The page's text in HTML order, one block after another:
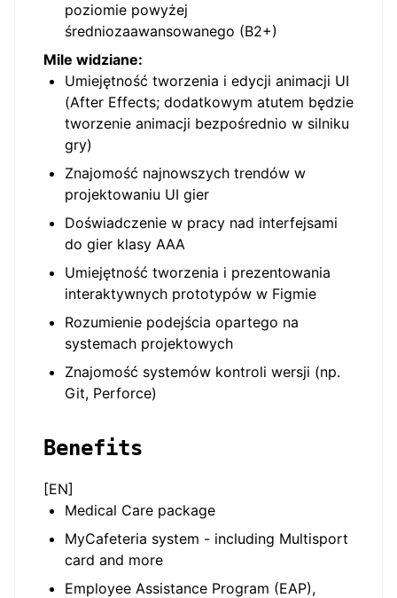
poziomie powyżej
średniozaawansowanego (B2+)
Mile widziane:
Umiejętność tworzenia i edycji animacji UI
(After Effects; dodatkowym atutem będzie
tworzenie animacji bezpośrednio w silniku
gry)
Znajomość najnowszych trendów w
projektowaniu UI gier
Doświadczenie w pracy nad interfejsami
do gier klasy AAA
Umiejętność tworzenia i prezentowania
interaktywnych prototypów w Figmie
Rozumienie podejścia opartego na
systemach projektowych
Znajomość systemów kontroli wersji (np.
Git, Perforce)
Benefits
[EN]
Medical Care package
MyCafeteria system - including Multisport
card and more
Employee Assistance Program (EAP),